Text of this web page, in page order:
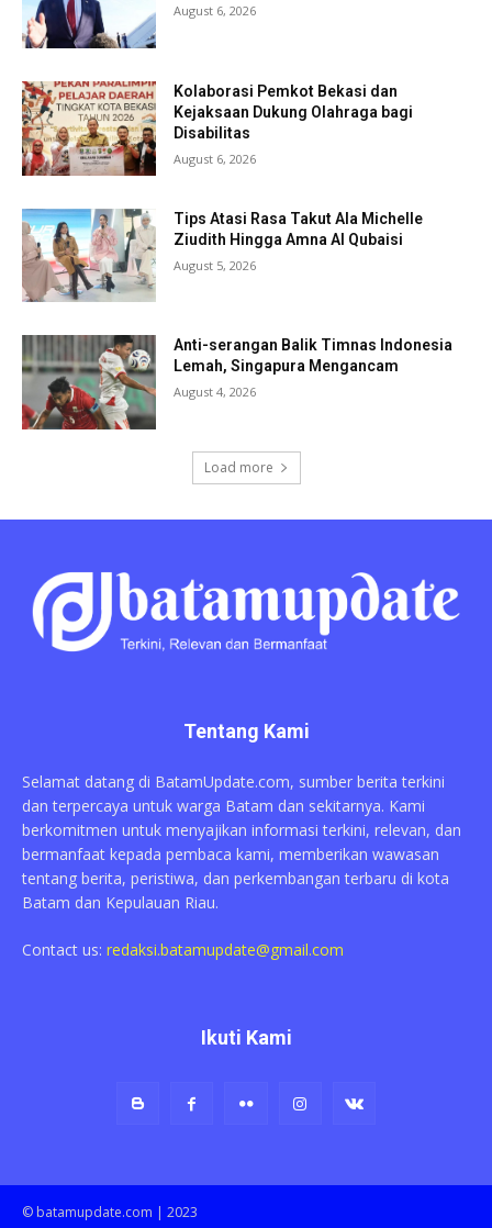
August 6, 2026
Kolaborasi Pemkot Bekasi dan
Kejaksaan Dukung Olahraga bagi
Disabilitas
August 6, 2026
Tips Atasi Rasa Takut Ala Michelle
Ziudith Hingga Amna Al Qubaisi
August 5, 2026
Anti-serangan Balik Timnas Indonesia
Lemah, Singapura Mengancam
August 4, 2026
Load more
Tentang Kami
Selamat datang di BatamUpdate.com, sumber berita terkini
dan terpercaya untuk warga Batam dan sekitarnya. Kami
berkomitmen untuk menyajikan informasi terkini, relevan, dan
bermanfaat kepada pembaca kami, memberikan wawasan
tentang berita, peristiwa, dan perkembangan terbaru di kota
Batam dan Kepulauan Riau.
Contact us: redaksi.batamupdate@gmail.com
Ikuti Kami
© batamupdate.com | 2023